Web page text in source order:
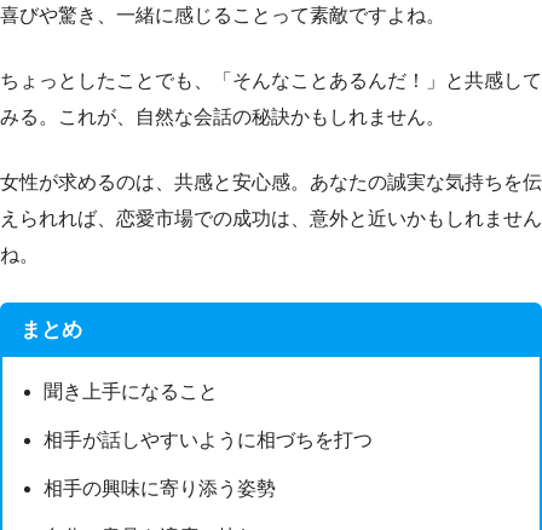
喜びや驚き、一緒に感じることって素敵ですよね。
ちょっとしたことでも、「そんなことあるんだ！」と共感して
みる。これが、自然な会話の秘訣かもしれません。
女性が求めるのは、共感と安心感。あなたの誠実な気持ちを伝
えられれば、恋愛市場での成功は、意外と近いかもしれません
ね。
まとめ
聞き上手になること
相手が話しやすいように相づちを打つ
相手の興味に寄り添う姿勢